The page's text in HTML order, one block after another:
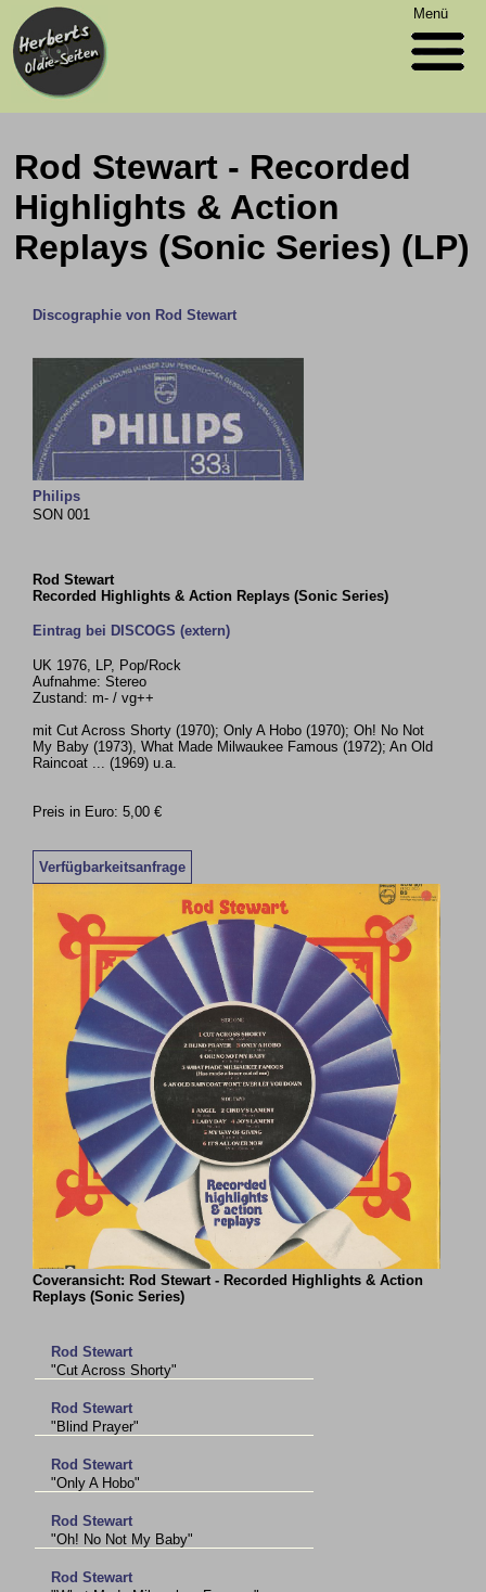
Menü
Rod Stewart - Recorded
Highlights & Action
Replays (Sonic Series) (LP)
Discographie von Rod Stewart
Philips
SON 001
Rod Stewart
Recorded Highlights & Action Replays (Sonic Series)
Eintrag bei DISCOGS (extern)
UK 1976, LP, Pop/Rock
Aufnahme: Stereo
Zustand: m- / vg++
mit Cut Across Shorty (1970); Only A Hobo (1970); Oh! No Not
My Baby (1973), What Made Milwaukee Famous (1972); An Old
Raincoat ... (1969) u.a.
Preis in Euro: 5,00 €
Verfügbarkeitsanfrage
Coveransicht: Rod Stewart - Recorded Highlights & Action
Replays (Sonic Series)
Rod Stewart
"Cut Across Shorty"
Rod Stewart
"Blind Prayer"
Rod Stewart
"Only A Hobo"
Rod Stewart
"Oh! No Not My Baby"
Rod Stewart